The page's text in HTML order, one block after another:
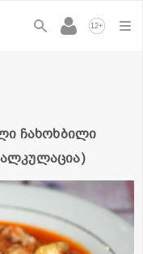
12+
ჩახოხბილი